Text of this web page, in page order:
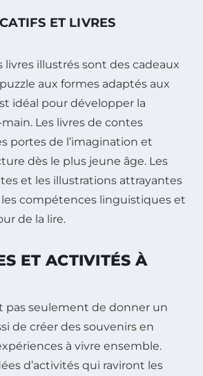
ET LIVRES
livres illustrés sont des cadeaux
aux formes adaptés aux
idéal pour développer la
Les livres de contes
portes de l’imagination et
dès le plus jeune âge. Les
et les illustrations attrayantes
compétences linguistiques et
de la lire.
ET ACTIVITÉS À
pas seulement de donner un
de créer des souvenirs en
à vivre ensemble.
d’activités qui raviront les